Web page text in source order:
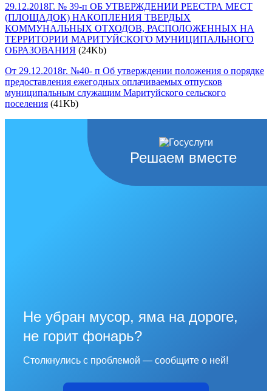
29.12.2018Г. № 39-п ОБ УТВЕРЖДЕНИИ РЕЕСТРА МЕСТ
(ПЛОЩАДОК) НАКОПЛЕНИЯ ТВЕРДЫХ
КОММУНАЛЬНЫХ ОТХОДОВ, РАСПОЛОЖЕННЫХ НА
ТЕРРИТОРИИ МАРИТУЙСКОГО МУНИЦИПАЛЬНОГО
ОБРАЗОВАНИЯ (24Kb)
От 29.12.2018г. №40- п Об утверждении положения о порядке
предоставления ежегодных оплачиваемых отпусков
муниципальным служащим Маритуйского сельского
поселения (41Kb)
Решаем вместе
Не убран мусор, яма на дороге,
не горит фонарь?
Столкнулись с проблемой — сообщите о ней!